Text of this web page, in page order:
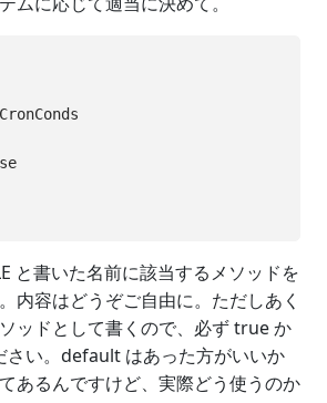
と書いた名前に該当するメソッドを
内容はどうぞご自由に。ただしあく
ッドとして書くので、必ず true か
さい。default はあった方がいいか
あるんですけど、実際どう使うのか